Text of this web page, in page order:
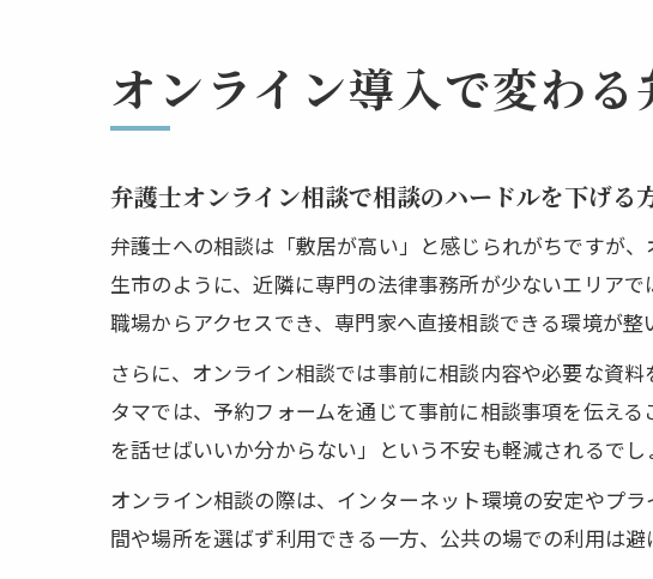
弁護士オ
オン
法律事
自宅
オン
相談時の不
弁護
オンラ
法律事
弁護
弁護士
オンライン導入で変わ
弁護士オンライン相談で相談のハードルを下げる
弁護士への相談は「敷居が高い」と感じられがちですが
生市のように、近隣に専門の法律事務所が少ないエリア
職場からアクセスでき、専門家へ直接相談できる環境が整
さらに、オンライン相談では事前に相談内容や必要な資
タマでは、予約フォームを通じて事前に相談事項を伝え
を話せばいいか分からない」という不安も軽減されるでし
オンライン相談の際は、インターネット環境の安定やプ
間や場所を選ばず利用できる一方、公共の場での利用は